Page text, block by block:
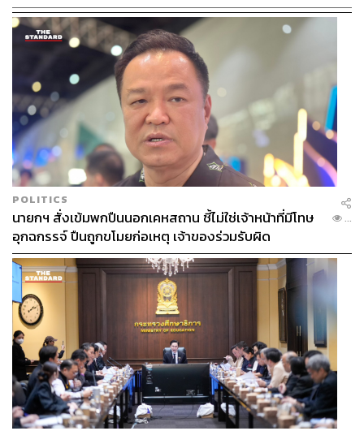
POLITICS
นายกฯ สั่งเข้มพกปืนนอกเคหสถาน ชี้ไม่ใช่เจ้าหน้าที่มีโทษ
อุกฉกรรจ์ ปืนถูกขโมยก่อเหตุ เจ้าของร่วมรับผิด
...